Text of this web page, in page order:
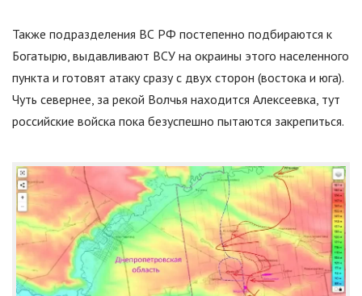
Также подразделения ВС РФ постепенно подбираются к
Богатырю, выдавливают ВСУ на окраины этого населенного
пункта и готовят атаку сразу с двух сторон (востока и юга).
Чуть севернее, за рекой Волчья находится Алексеевка, тут
российские войска пока безуспешно пытаются закрепиться.